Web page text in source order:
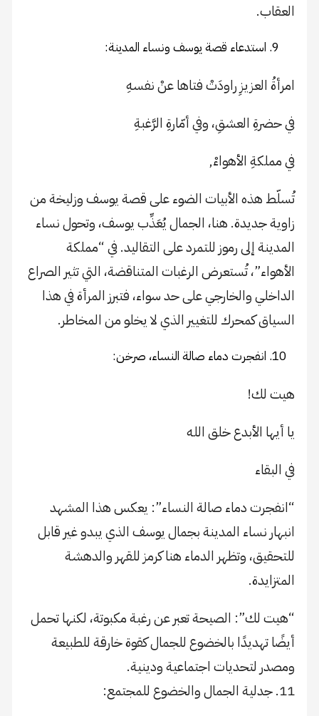
العقاب.
استدعاء قصة يوسف ونساء المدينة:
امرأةُ العزيزِ راودَتْ فتاها عنْ نفسهِ
في حضرةِ العشقِ، وفي أمّارةِ الرَّغبةِ
في مملكةِ الأهواءْ,
تُسلّط هذه الأبيات الضوء على قصة يوسف وزليخة من
زاوية جديدة. هنا، الجمال يُعَذِّب يوسف، وتحول نساء
المدينة إلى رموز للتمرد على التقاليد. في “مملكة
الأهواء”، تُستعرض الرغبات المتناقضة، التي تثير الصراع
الداخلي والخارجي على حد سواء، فتبرز المرأة في هذا
السياق كمحرك للتغيير الذي لا يخلو من المخاطر.
انفجرت دماء صالة النساء، صرخن:
هيت لك!
يا أيها الأبدع خلق الله
في البقاء
“انفجرت دماء صالة النساء”: يعكس هذا المشهد
انبهار نساء المدينة بجمال يوسف الذي يبدو غير قابل
للتحقيق، وتظهر الدماء هنا كرمز للقهر والدهشة
المتزايدة.
“هيت لك”: الصيحة تعبر عن رغبة مكبوتة، لكنها تحمل
أيضًا تهديدًا بالخضوع للجمال كقوة خارقة للطبيعة
ومصدر لتحديات اجتماعية ودينية.
11. جدلية الجمال والخضوع للمجتمع: